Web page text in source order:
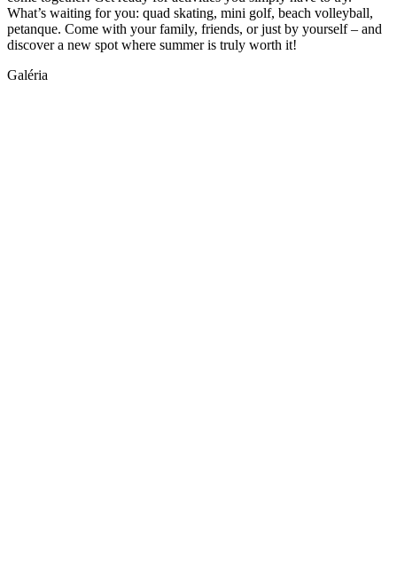
What’s waiting for you: quad skating, mini golf, beach volleyball,
petanque. Come with your family, friends, or just by yourself – and
discover a new spot where summer is truly worth it!
Galéria